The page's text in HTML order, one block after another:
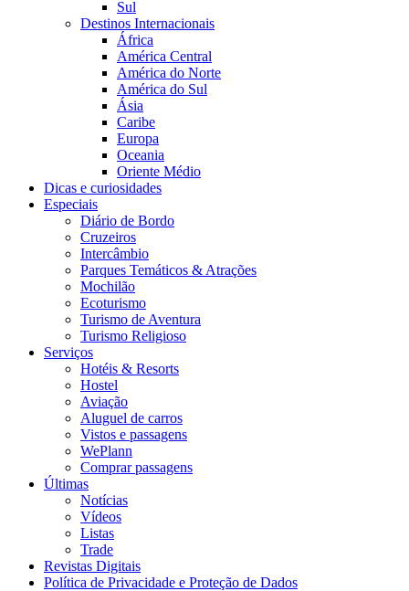
Sul
Destinos Internacionais
África
América Central
América do Norte
América do Sul
Ásia
Caribe
Europa
Oceania
Oriente Médio
Dicas e curiosidades
Especiais
Diário de Bordo
Cruzeiros
Intercâmbio
Parques Temáticos & Atrações
Mochilão
Ecoturismo
Turismo de Aventura
Turismo Religioso
Serviços
Hotéis & Resorts
Hostel
Aviação
Aluguel de carros
Vistos e passagens
WePlann
Comprar passagens
Últimas
Notícias
Vídeos
Listas
Trade
Revistas Digitais
Política de Privacidade e Proteção de Dados